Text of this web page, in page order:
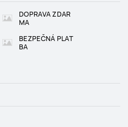
DOPRAVA ZDAR
MA
BEZPEČNÁ PLAT
BA